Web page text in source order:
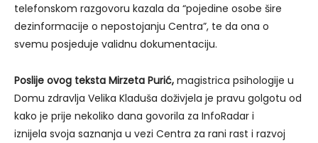
telefonskom razgovoru kazala da “pojedine osobe šire
dezinformacije o nepostojanju Centra”, te da ona o
svemu posjeduje validnu dokumentaciju.
Poslije ovog teksta Mirzeta Purić, magistrica psihologije u
Domu zdravlja Velika Kladuša doživjela je pravu golgotu od
kako je prije nekoliko dana govorila za InfoRadar i
iznijela svoja saznanja u vezi Centra za rani rast i razvoj